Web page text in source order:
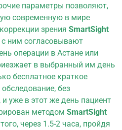
параметры позволяют,
современную в мире
зрения SmartSight
с ним согласовывают
операции в Астане или
в выбранный им день
бесплатное краткое
без
уже в этот же день пациент
методом SmartSight
через 1.5-2 часа, пройдя